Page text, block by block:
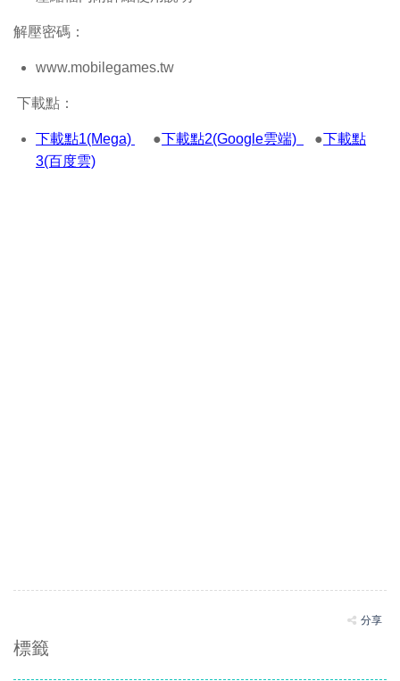
解壓密碼：
www.mobilegames.tw
下載點：
下載點1(Mega) ●下載點2(Google雲端) ●下載點
3(百度雲)
分享
標籤